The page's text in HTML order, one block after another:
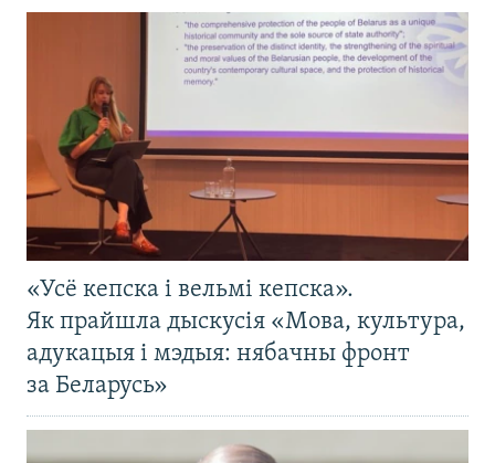
«Усё кепска і вельмі кепска».
Як прайшла дыскусія «Мова, культура,
адукацыя і мэдыя: нябачны фронт
за Беларусь»